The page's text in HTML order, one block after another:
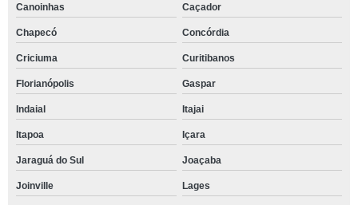
Canoinhas Caçador
Chapecó Concórdia
Criciuma Curitibanos
Florianópolis Gaspar
Indaial Itajai
Itapoa Içara
Jaraguá do Sul Joaçaba
Joinville Lages